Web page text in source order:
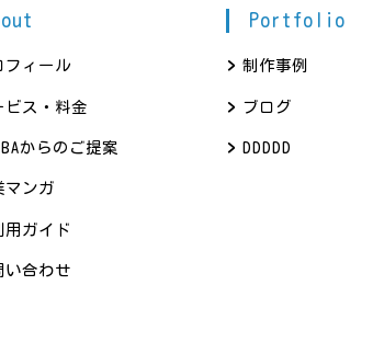
フィール
ビス・料金
からのご提案
マンガ
用ガイド
い合わせ
Portfolio
制作事例
ブログ
DDDDD